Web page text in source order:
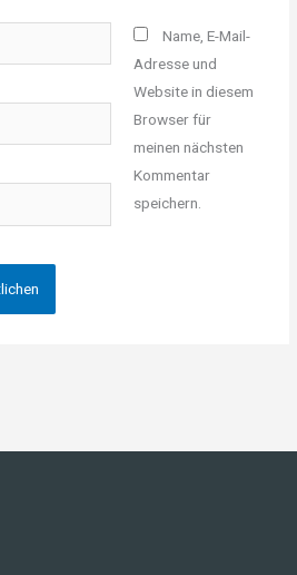
Name, E-Mail-
Adresse und
Website in diesem
Browser für
meinen nächsten
Kommentar
speichern.